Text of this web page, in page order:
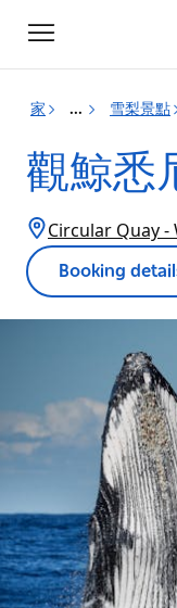
Toggle
navigation
家 ... 雪梨景點
觀鯨悉
Circular Quay -
Booking